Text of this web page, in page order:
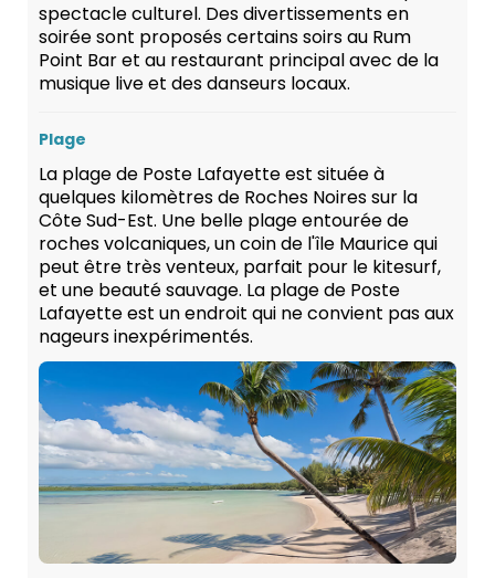
spectacle culturel. Des divertissements en
soirée sont proposés certains soirs au Rum
Point Bar et au restaurant principal avec de la
musique live et des danseurs locaux.
Plage
La plage de Poste Lafayette est située à
quelques kilomètres de Roches Noires sur la
Côte Sud-Est. Une belle plage entourée de
roches volcaniques, un coin de l'île Maurice qui
peut être très venteux, parfait pour le kitesurf,
et une beauté sauvage. La plage de Poste
Lafayette est un endroit qui ne convient pas aux
nageurs inexpérimentés.